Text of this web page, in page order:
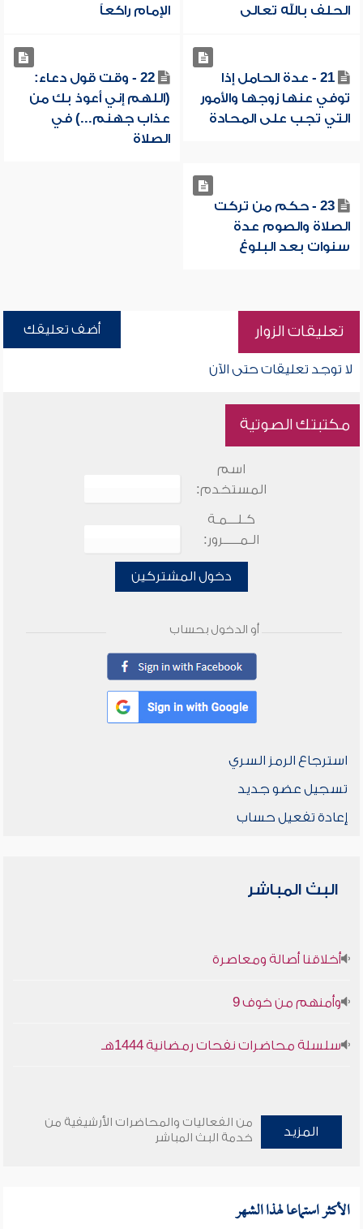
الحلف بالله تعالى الإمام راكعاً
21 - عدة الحامل إذا
توفي عنها زوجها والأمور
التي تجب على المحادة
22 - وقت قول دعاء:
(اللهم إني أعوذ بك من
عذاب جهنم...) في
الصلاة
23 - حكم من تركت
الصلاة والصوم عدة
سنوات بعد البلوغ
تعليقات الزوار أضف تعليقك
لا توجد تعليقات حتى الآن
مكتبتك الصوتية
اسم
المستخدم:
كـلـــمـة
الـمـــــرور:
دخول المشتركين
أو الدخول بحساب
استرجاع الرمز السري
تسجيل عضو جديد
إعادة تفعيل حساب
البث المباشر
أخلاقنا أصالة ومعاصرة
وأمنهم من خوف 9
سلسلة محاضرات نفحات رمضانية 1444هـ
المزيد
من الفعاليات والمحاضرات الأرشيفية من
خدمة البث المباشر
الأكثر استماعا لهذا الشهر